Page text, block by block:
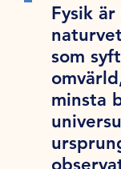
Fysik
som
minsta